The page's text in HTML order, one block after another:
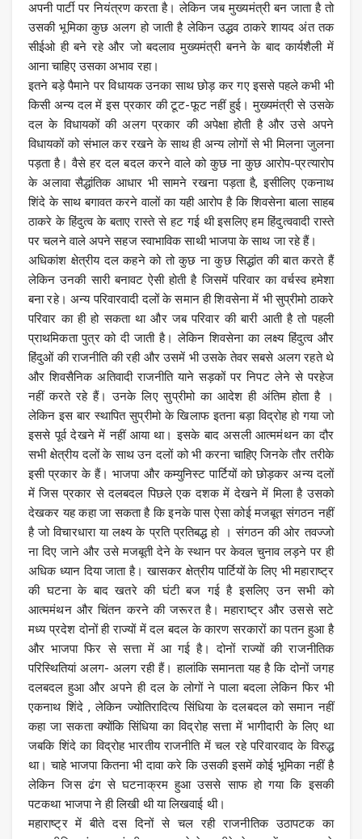
अपनी पार्टी पर नियंत्रण करता है। लेकिन जब मुख्यमंत्री बन जाता है तो
उसकी भूमिका कुछ अलग हो जाती है लेकिन उद्धव ठाकरे शायद अंत तक
सीईओ ही बने रहे और जो बदलाव मुख्यमंत्री बनने के बाद कार्यशैली में
आना चाहिए उसका अभाव रहा।
इतने बड़े पैमाने पर विधायक उनका साथ छोड़ कर गए इससे पहले कभी भी
किसी अन्य दल में इस प्रकार की टूट-फूट नहीं हुई। मुख्यमंत्री से उसके
दल के विधायकों की अलग प्रकार की अपेक्षा होती है और उसे अपने
विधायकों को संभाल कर रखने के साथ ही अन्य लोगों से भी मिलना जुलना
पड़ता है। वैसे हर दल बदल करने वाले को कुछ ना कुछ आरोप-प्रत्यारोप
के अलावा सैद्धांतिक आधार भी सामने रखना पड़ता है, इसीलिए एकनाथ
शिंदे के साथ बगावत करने वालों का यही आरोप है कि शिवसेना बाला साहब
ठाकरे के हिंदुत्व के बताए रास्ते से हट गई थी इसलिए हम हिंदुत्ववादी रास्ते
पर चलने वाले अपने सहज स्वाभाविक साथी भाजपा के साथ जा रहे हैं।
अधिकांश क्षेत्रीय दल कहने को तो कुछ ना कुछ सिद्धांत की बात करते हैं
लेकिन उनकी सारी बनावट ऐसी होती है जिसमें परिवार का वर्चस्व हमेशा
बना रहे। अन्य परिवारवादी दलों के समान ही शिवसेना में भी सुप्रीमो ठाकरे
परिवार का ही हो सकता था और जब परिवार की बारी आती है तो पहली
प्राथमिकता पुत्र को दी जाती है। लेकिन शिवसेना का लक्ष्य हिंदुत्व और
हिंदुओं की राजनीति की रही और उसमें भी उसके तेवर सबसे अलग रहते थे
और शिवसैनिक अतिवादी राजनीति याने सड़कों पर निपट लेने से परहेज
नहीं करते रहे हैं। उनके लिए सुप्रीमो का आदेश ही अंतिम होता है ।
लेकिन इस बार स्थापित सुप्रीमो के खिलाफ इतना बड़ा विद्रोह हो गया जो
इससे पूर्व देखने में नहीं आया था। इसके बाद असली आत्ममंथन का दौर
सभी क्षेत्रीय दलों के साथ उन दलों को भी करना चाहिए जिनके तौर तरीके
इसी प्रकार के हैं। भाजपा और कम्युनिस्ट पार्टियों को छोड़कर अन्य दलों
में जिस प्रकार से दलबदल पिछले एक दशक में देखने में मिला है उसको
देखकर यह कहा जा सकता है कि इनके पास ऐसा कोई मजबूत संगठन नहीं
है जो विचारधारा या लक्ष्य के प्रति प्रतिबद्ध हो । संगठन की ओर तवज्जो
ना दिए जाने और उसे मजबूती देने के स्थान पर केवल चुनाव लड़ने पर ही
अधिक ध्यान दिया जाता है। खासकर क्षेत्रीय पार्टियों के लिए भी महाराष्ट्र
की घटना के बाद खतरे की घंटी बज गई है इसलिए उन सभी को
आत्ममंथन और चिंतन करने की जरूरत है। महाराष्ट्र और उससे सटे
मध्य प्रदेश दोनों ही राज्यों में दल बदल के कारण सरकारों का पतन हुआ है
और भाजपा फिर से सत्ता में आ गई है। दोनों राज्यों की राजनीतिक
परिस्थितियां अलग- अलग रही हैं। हालांकि समानता यह है कि दोनों जगह
दलबदल हुआ और अपने ही दल के लोगों ने पाला बदला लेकिन फिर भी
एकनाथ शिंदे , लेकिन ज्योतिरादित्य सिंधिया के दलबदल को समान नहीं
कहा जा सकता क्योंकि सिंधिया का विद्रोह सत्ता में भागीदारी के लिए था
जबकि शिंदे का विद्रोह भारतीय राजनीति में चल रहे परिवारवाद के विरुद्ध
था। चाहे भाजपा कितना भी दावा करे कि उसकी इसमें कोई भूमिका नहीं है
लेकिन जिस ढंग से घटनाक्रम हुआ उससे साफ हो गया कि इसकी
पटकथा भाजपा ने ही लिखी थी या लिखवाई थी।
महाराष्ट्र में बीते दस दिनों से चल रही राजनीतिक उठापटक का